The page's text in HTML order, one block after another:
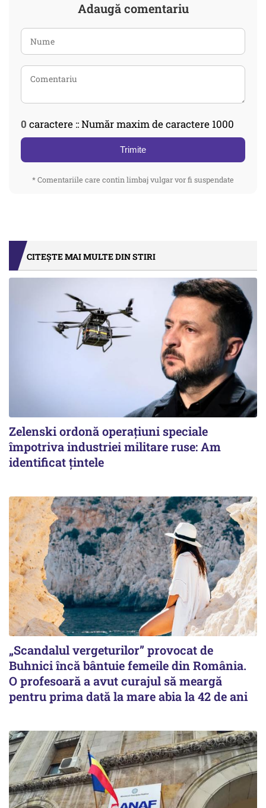
Adaugă comentariu
0 caractere :: Număr maxim de caractere 1000
Trimite
* Comentariile care contin limbaj vulgar vor fi suspendate
CITEȘTE MAI MULTE DIN STIRI
Zelenski ordonă operațiuni speciale
împotriva industriei militare ruse: Am
identificat țintele
„Scandalul vergeturilor” provocat de
Buhnici încă bântuie femeile din România.
O profesoară a avut curajul să meargă
pentru prima dată la mare abia la 42 de ani